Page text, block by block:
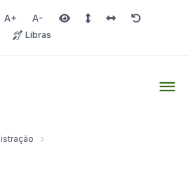
Aumentar fonte
Diminuir fonteÁrea selecionada
Espaçamento de linha
Espaço dos
Redefinir
Libras